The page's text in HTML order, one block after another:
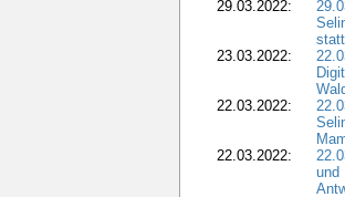
29.03.2022:
23.03.2022:
22.03.2022:
22.03.2022:
und